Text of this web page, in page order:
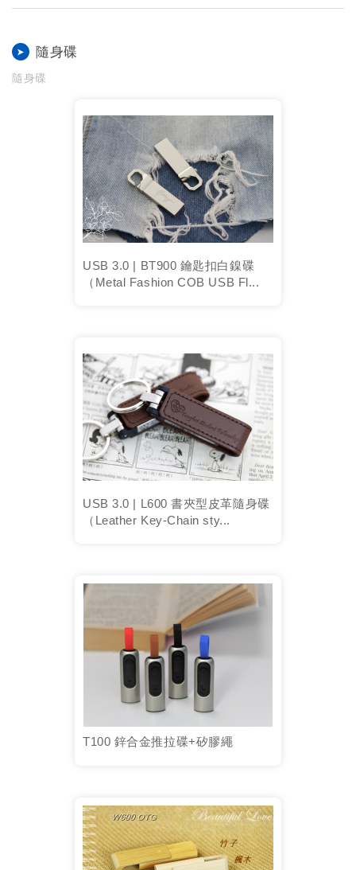
隨身碟
隨身碟
USB 3.0 | BT900 鑰匙扣白鎳碟
（Metal Fashion COB USB Fl...
USB 3.0 | L600 書夾型皮革隨身碟
（Leather Key-Chain sty...
T100 鋅合金推拉碟+矽膠繩